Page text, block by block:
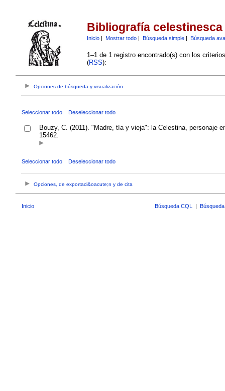
Bibliografía celestinesca
Inicio| Mostrar todo| Búsqueda simple| Búsqueda
1–1 de 1 registro encontrado(s) con los
(RSS):
Opciones de búsqueda y visualización
Seleccionar todo Deseleccionar todo
Bouzy, C. (2011). "Madre, tía y vieja": la Celestina, personaje
15462.
Seleccionar todo Deseleccionar todo
Opciones, de exportaci&oacute;n y de cita
Inicio Búsqueda CQL |